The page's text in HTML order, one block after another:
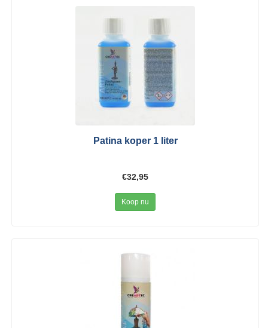
Patina koper 1 liter
€32,95
Koop nu